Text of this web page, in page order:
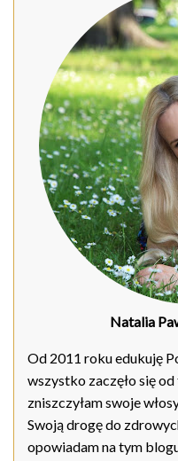
Natalia
Od 2011 roku edukuję
wszystko zaczęło się
zniszczyłam swoje
Swoją drogę do
opowiadam na tym